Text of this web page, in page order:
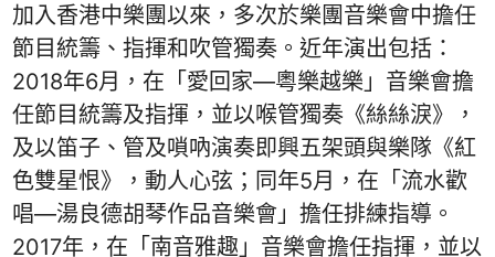
加入香港中樂團以來，多次於樂團音樂會中擔任
節目統籌、指揮和吹管獨奏。近年演出包括：
2018年6月，在「愛回家—粵樂越樂」音樂會擔
任節目統籌及指揮，並以喉管獨奏《絲絲淚》，
及以笛子、管及嗩吶演奏即興五架頭與樂隊《紅
色雙星恨》，動人心弦；同年5月，在「流水歡
唱—湯良德胡琴作品音樂會」擔任排練指導。
2017年，在「南音雅趣」音樂會擔任指揮，並以